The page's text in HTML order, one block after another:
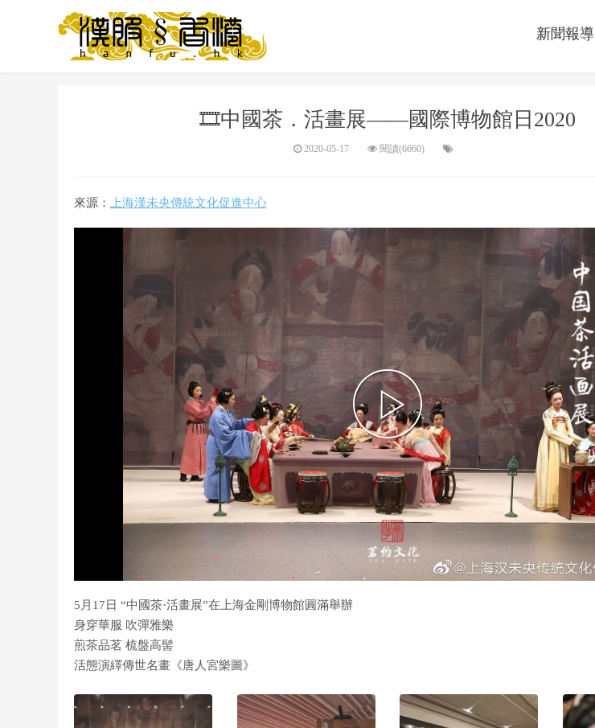
新聞報導
🎞️中國茶．活畫展——國際博物館日2020
2020-05-17 閱讀(6660)
來源： 上海漢未央傳統文化促進中心
P
l
a
V
5月17日 “中國茶·活畫展”在上海金剛博物館圓滿舉辦
身穿華服 吹彈雅樂
煎茶品茗 梳盤高髻
活態演繹傳世名畫《唐人宮樂圖》